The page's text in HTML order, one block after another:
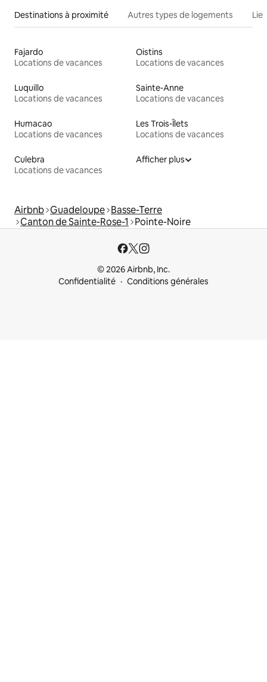
Destinations à proximité Autres types de logements
Fajardo
Locations de vacances
Oistins
Locations de vacances
Luquillo
Locations de vacances
Sainte-Anne
Locations de vacances
Humacao
Locations de vacances
Les Trois-Îlets
Locations de vacances
Culebra
Locations de vacances
Afficher plus
Airbnb Guadeloupe Basse-Terre
Canton de Sainte-Rose-1
Pointe-Noire
© 2026 Airbnb, Inc.
Confidentialité
Conditions générales